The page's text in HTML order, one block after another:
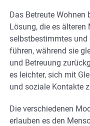
Das Betreute Wohnen
Lösung, die es älteren
selbstbestimmtes und
führen, während sie
und Betreuung
es leichter, sich mit
und soziale Kontakte
Die verschiedenen
erlauben es den